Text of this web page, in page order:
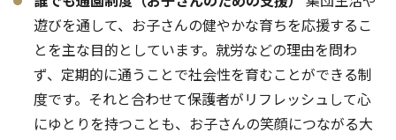
遊びを通して、お子さんの健やかな育ちを応援するこ
とを主な目的としています。就労などの理由を問わ
ず、定期的に通うことで社会性を育むことができる制
度です。それと合わせて保護者がリフレッシュして心
にゆとりを持つことも、お子さんの笑顔につながる大